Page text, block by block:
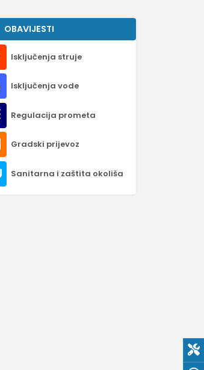
OBAVIJESTI
Isključenja struje
Isključenja vode
Regulacija prometa
Gradski prijevoz
Sanitarna i zaštita okoliša